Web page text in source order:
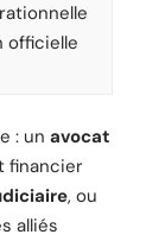
officielle
: un avocat
financier
, ou
alliés